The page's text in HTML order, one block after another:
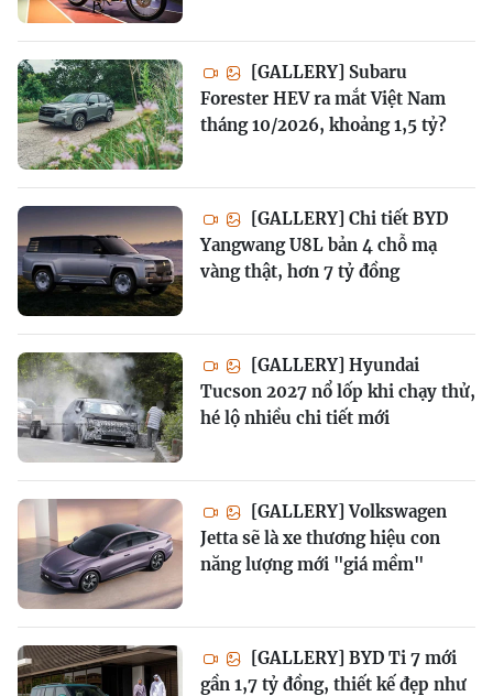
[GALLERY] Subaru
Forester HEV ra mắt Việt Nam
tháng 10/2026, khoảng 1,5 tỷ?
[GALLERY] Chi tiết BYD
Yangwang U8L bản 4 chỗ mạ
vàng thật, hơn 7 tỷ đồng
[GALLERY] Hyundai
Tucson 2027 nổ lốp khi chạy thử,
hé lộ nhiều chi tiết mới
[GALLERY] Volkswagen
Jetta sẽ là xe thương hiệu con
năng lượng mới "giá mềm"
[GALLERY] BYD Ti 7 mới
gần 1,7 tỷ đồng, thiết kế đẹp như